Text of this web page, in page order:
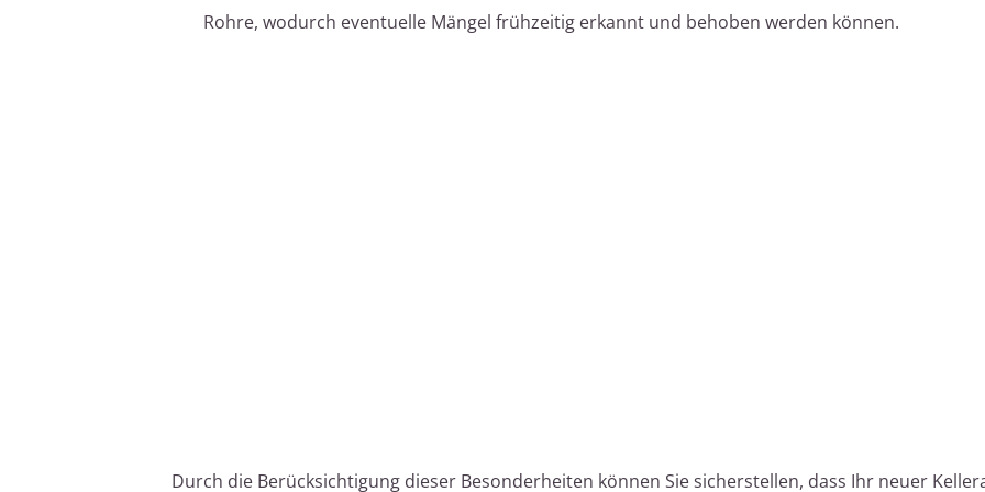
Rohre, wodurch eventuelle Mängel frühzeitig erkannt und behoben werden können.
Durch die Berücksichtigung dieser Besonderheiten können Sie sicherstellen, dass Ihr neuer